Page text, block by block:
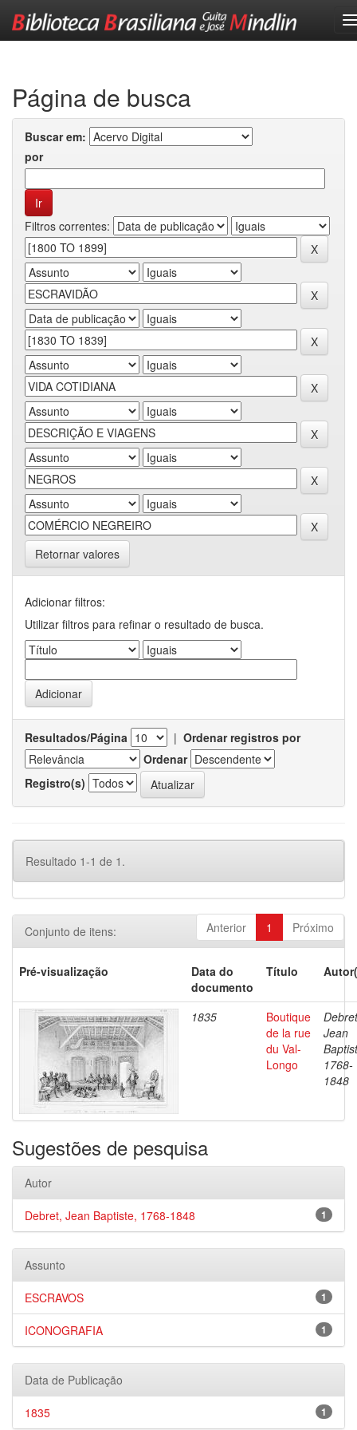
Página de busca
Buscar em:
por
Filtros correntes:
Retornar valores
Adicionar filtros:
Utilizar filtros para refinar o resultado de busca.
Resultados/Página | Ordenar registros por
Ordenar
Registro(s)
Resultado 1-1 de 1.
Anterior 1 Próximo
Conjunto de itens:
Pré-visualização
Data do
documento
Título
1835
Boutique
de la rue
du Val-
Longo
Jean
1768-
1848
Sugestões de pesquisa
Autor
1
Debret, Jean Baptiste, 1768-1848
Assunto
1
ESCRAVOS
1
ICONOGRAFIA
Data de Publicação
1
1835